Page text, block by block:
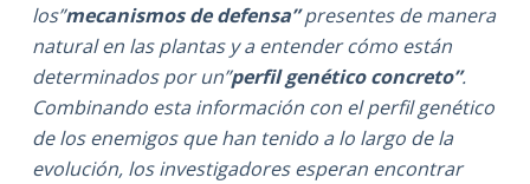
los”mecanismos de defensa”presentes de manera
natural en las plantas y a entender cómo están
determinados por un”perfil genético concreto”.
Combinando esta información con el perfil genético
de los enemigos que han tenido a lo largo de la
evolución, los investigadores esperan encontrar